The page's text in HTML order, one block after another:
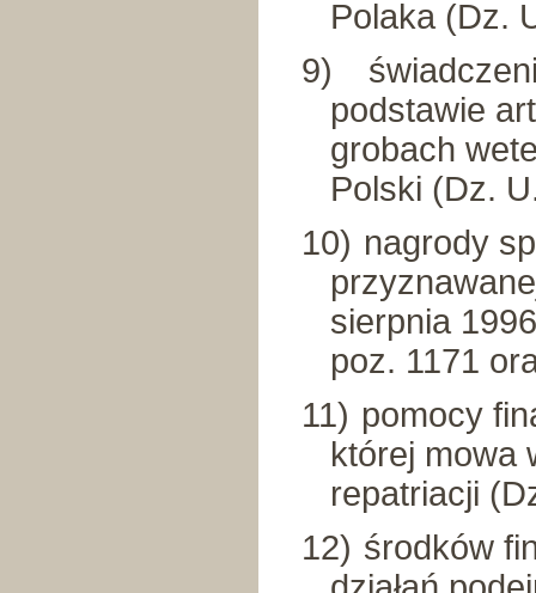
Polaka (Dz.
9)
podstawie
grobach
Polski (Dz.
10) nagrody
sierpnia
poz. 1171
11) pomocy
której mowa
repatriacji
12) środków